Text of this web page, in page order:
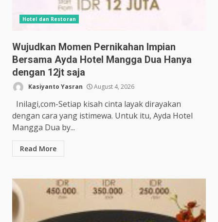
Hotel dan Restoran
Wujudkan Momen Pernikahan Impian
Bersama Ayda Hotel Mangga Dua Hanya
dengan 12jt saja
Kasiyanto Yasran August 4, 2026
Inilagi,com-Setiap kisah cinta layak dirayakan
dengan cara yang istimewa. Untuk itu, Ayda Hotel
Mangga Dua by...
Read More